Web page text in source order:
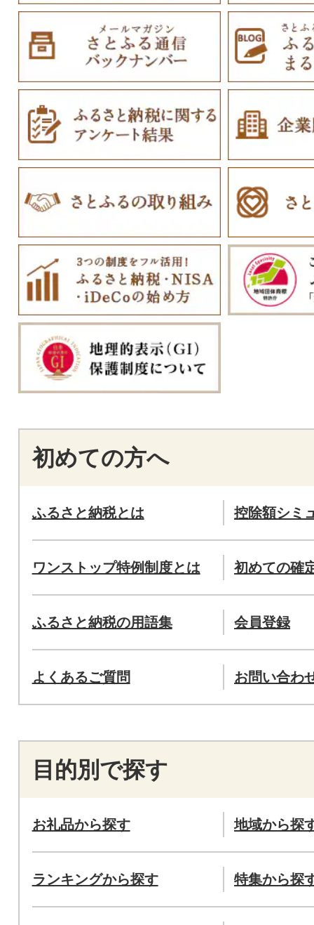
初めての方へ
ふるさと納税とは 控除額シミ
ワンストップ特例制度とは 初めての確
ふるさと納税の用語集 会員登録
よくあるご質問 お問い合わ
目的別で探す
お礼品から探す 地域から探
ランキングから探す 特集から探